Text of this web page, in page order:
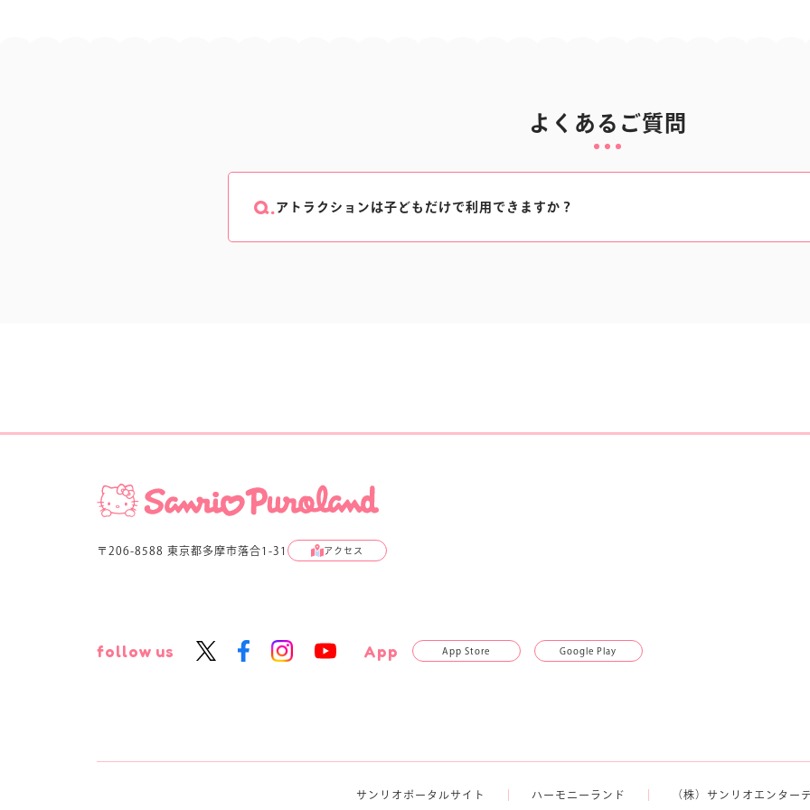
よくあるご質問
アトラクションは子どもだけで利用できますか？
〒206-8588 東京都多摩市落合1-31 アクセス
follow us App App Store Google Play
サンリオポータルサイト ハーモニーランド （株）サンリオエンター